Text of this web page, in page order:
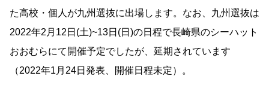
た高校・個人が九州選抜に出場します。なお、九州選抜は
2022年2月12日(土)~13日(日)の日程で長崎県のシーハット
おおむらにて開催予定でしたが、延期されています
（2022年1月24日発表、開催日程未定）。